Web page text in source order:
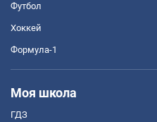
Футбол
Хоккей
Формула-1
Моя школа
ГДЗ